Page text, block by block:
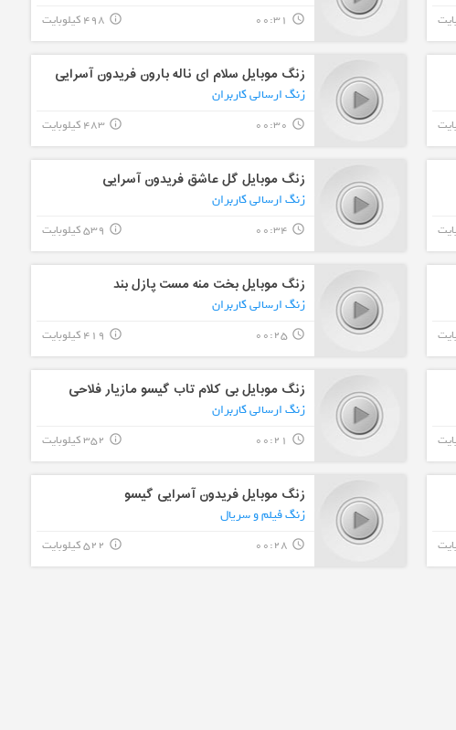
query_builder
00:31 498 کیلوبایت info_outline
زنگ موبایل سلام ای ناله بارون فریدون آسرایی
زنگ ارسالی کاربران
query_builder
00:30 483 کیلوبایتinfo_outline
زنگ موبایل گل عاشق فریدون آسرایی
زنگ ارسالی کاربران
query_builder
00:34 539 کیلوبایت info_outline
زنگ موبایل بخت منه مست پازل بند
زنگ ارسالی کاربران
query_builder
00:25 419 کیلوبایت info_outline
زنگ موبایل بی کلام تاب گیسو مازیار فلاحی
زنگ ارسالی کاربران
query_builder
00:21 352 کیلوبایت info_outline
زنگ موبایل فریدون آسرایی گیسو
زنگ فیلم و سریال
query_builder
00:28 522 کیلوبایت info_outline